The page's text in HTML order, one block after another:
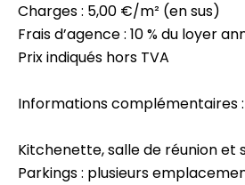
Charges : 5,00 €/m² (en sus)
Frais d’agence : 10 % du loyer
Prix indiqués hors TVA
Informations complémentaires :
Kitchenette, salle de réunion et
Parkings : plusieurs